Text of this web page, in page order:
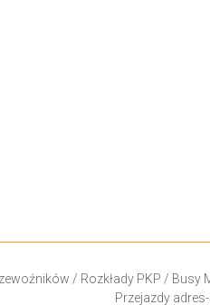
/ Rozkłady PKP / Busy
Przejazdy